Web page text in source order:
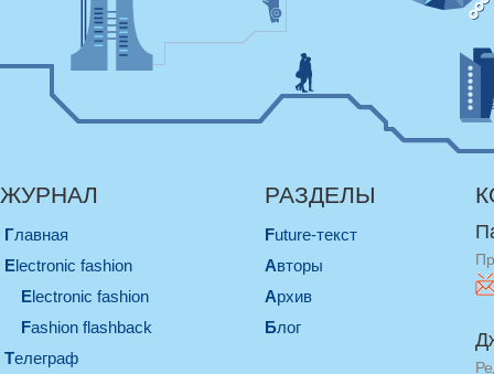
ЖУРНАЛ
Главная
electronic fashion
electronic fashion
Fashion flashback
телеграф
РАЗДЕЛЫ
Future-текст
Авторы
Архив
Блог